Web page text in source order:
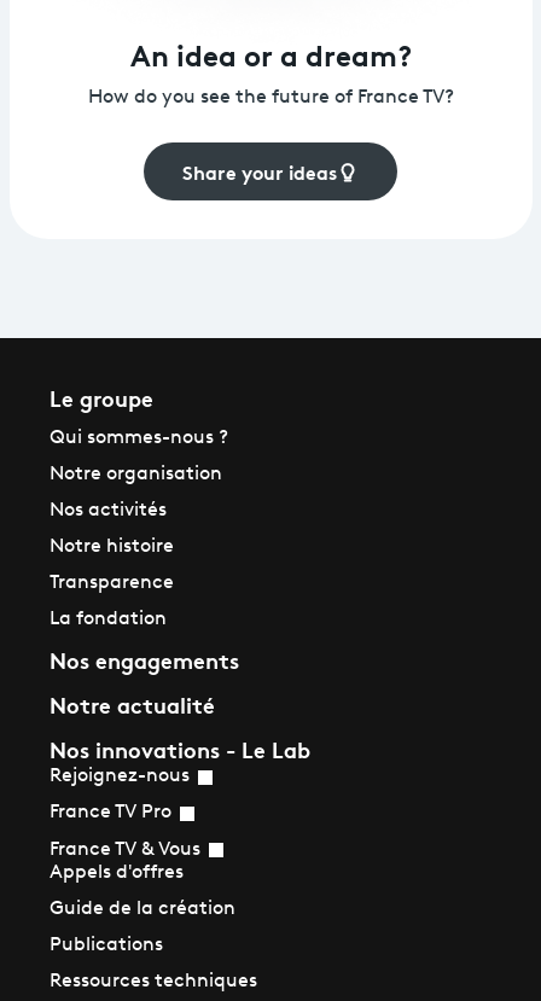
An idea or a dream?
How do you see the future of France TV?
Share your ideas
Le groupe
Qui sommes-nous ?
Notre organisation
Nos activités
Notre histoire
Transparence
La fondation
Nos engagements
Notre actualité
Nos innovations - Le Lab
Rejoignez-nous
France TV Pro
France TV & Vous
Appels d'offres
Guide de la création
Publications
Ressources techniques